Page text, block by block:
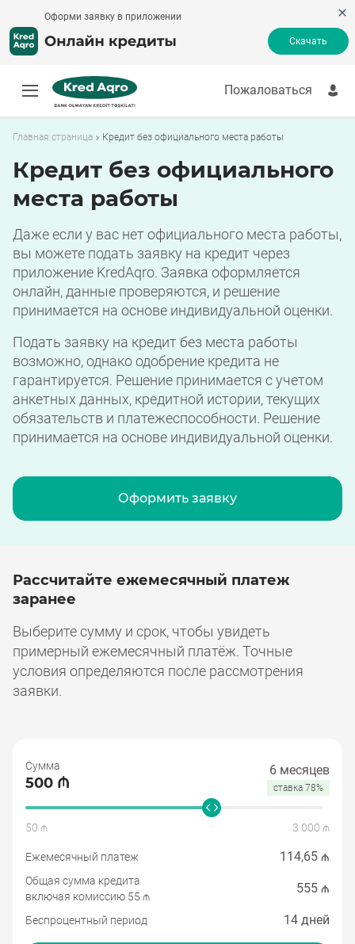
Оформи заявку в приложении
Скачать
Быстрый кредит
Получить деньги в долг
Онлайн-кредит
Оплатить кредит
Кредит без банка
Кредитные продукты
Пожаловаться
Пожаловаться
Главная страница Кредит без официального места работы
Кредит без официального
места работы
Даже если у вас нет официального места работы,
вы можете подать заявку на кредит через
приложение KredAqro. Заявка оформляется
онлайн, данные проверяются, и решение
принимается на основе индивидуальной оценки.
Подать заявку на кредит без места работы
возможно, однако одобрение кредита не
гарантируется. Решение принимается с учетом
анкетных данных, кредитной истории, текущих
обязательств и платежеспособности. Решение
принимается на основе индивидуальной оценки.
Оформить заявку
Рассчитайте ежемесячный платеж
заранее
Выберите сумму и срок, чтобы увидеть
примерный ежемесячный платёж. Точные
условия определяются после рассмотрения
заявки.
Сумма
500 ₼
6 месяцев
ставка 78%
50 ₼ 3 000 ₼
Ежемесячный платеж 114,65 ₼
Общая сумма кредита
включая комиссию 55 ₼
555 ₼
Беспроцентный период 14 дней